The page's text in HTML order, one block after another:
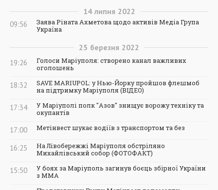
14 липня 2022
09:56
Заява Ріната Ахметова щодо активів Медіа Група
Україна
25 березня 2022
19:26
Голоси Маріуполя: створено канал важливих
оголошень
18:32
SAVE MARIUPOL: у Нью-Йорку пройшов флешмоб
на підтримку Маріуполя (ВІДЕО)
17:34
У Маріуполі полк "Азов" знищує ворожу техніку та
окупантів
17:00 Метінвест шукає водіїв з транспортом та без
16:25
На Лівобережжі Маріуполя обстріляно
Михайлівський собор (ФОТОФАКТ)
15:50
У боях за Маріуполь загинув боєць збірної України
з ММА